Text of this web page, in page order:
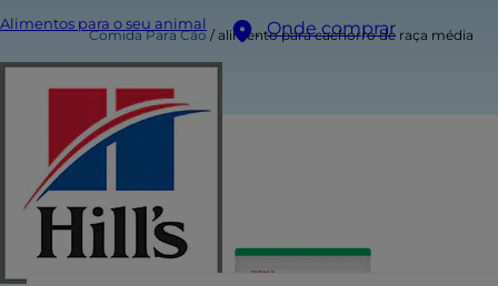
Alimentos para o seu animal Onde comprar
Comida Para Cão alimento para cachorro de raça média